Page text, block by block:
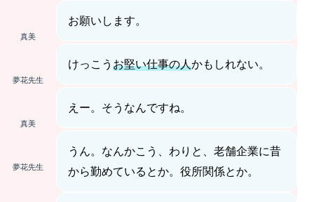
真美
お願いします。
夢花先生
けっこうお堅い仕事の人かもしれない。
真美
えー。そうなんですね。
夢花先生
うん。なんかこう、わりと、老舗企業に昔
から勤めているとか。役所関係とか。